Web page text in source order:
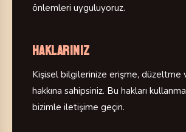
önlemleri uyguluyoruz.
Haklarınız
Kişisel bilgilerinize erişme, düzeltme
hakkına sahipsiniz. Bu hakları
bizimle iletişime geçin.